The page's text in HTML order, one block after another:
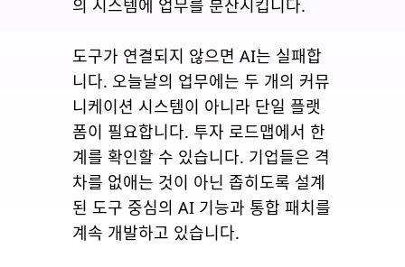
도구가 연결되지 않으면 AI는 실패합
니다. 오늘날의 업무에는 두 개의 커뮤
니케이션 시스템이 아니라 단일 플랫
폼이 필요합니다. 투자 로드맵에서 한
계를 확인할 수 있습니다. 기업들은 격
차를 없애는 것이 아닌 좁히도록 설계
된 도구 중심의 AI 기능과 통합 패치를
계속 개발하고 있습니다.